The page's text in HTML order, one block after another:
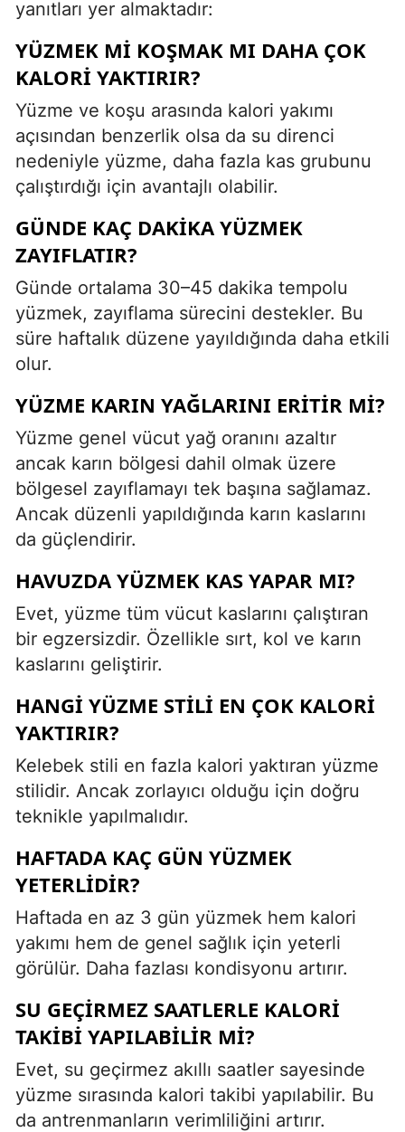
yanıtları yer almaktadır:
YÜZMEK MI KOŞMAK MI DAHA ÇOK
KALORI YAKTIRIR?
Yüzme ve koşu arasında kalori yakımı
açısından benzerlik olsa da su direnci
nedeniyle yüzme, daha fazla kas grubunu
çalıştırdığı için avantajlı olabilir.
GÜNDE KAÇ DAKIKA YÜZMEK
ZAYIFLATIR?
Günde ortalama 30–45 dakika tempolu
yüzmek, zayıflama sürecini destekler. Bu
süre haftalık düzene yayıldığında daha etkili
olur.
YÜZME KARIN YAĞLARINI ERITIR MI?
Yüzme genel vücut yağ oranını azaltır
ancak karın bölgesi dahil olmak üzere
bölgesel zayıflamayı tek başına sağlamaz.
Ancak düzenli yapıldığında karın kaslarını
da güçlendirir.
HAVUZDA YÜZMEK KAS YAPAR MI?
Evet, yüzme tüm vücut kaslarını çalıştıran
bir egzersizdir. Özellikle sırt, kol ve karın
kaslarını geliştirir.
HANGI YÜZME STILI EN ÇOK KALORI
YAKTIRIR?
Kelebek stili en fazla kalori yaktıran yüzme
stilidir. Ancak zorlayıcı olduğu için doğru
teknikle yapılmalıdır.
HAFTADA KAÇ GÜN YÜZMEK
YETERLIDIR?
Haftada en az 3 gün yüzmek hem kalori
yakımı hem de genel sağlık için yeterli
görülür. Daha fazlası kondisyonu artırır.
SU GEÇIRMEZ SAATLERLE KALORI
TAKIBI YAPILABILIR MI?
Evet, su geçirmez akıllı saatler sayesinde
yüzme sırasında kalori takibi yapılabilir. Bu
da antrenmanların verimliliğini artırır.